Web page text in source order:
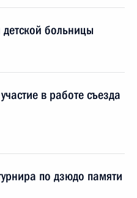
больницы
в работе съезда
по дзюдо памяти